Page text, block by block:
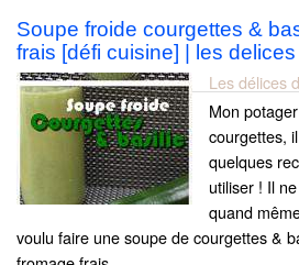
Soupe froide courgettes &
frais [défi cuisine] | les
Les délices
Mon
courgettes,
quelques
utiliser ! Il
quand
voulu faire une soupe de courgettes &